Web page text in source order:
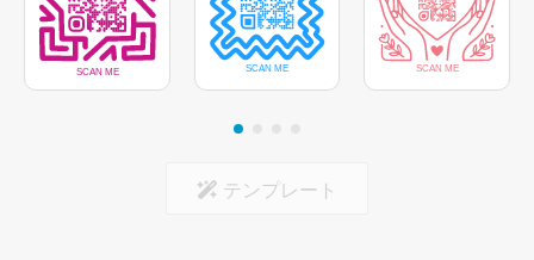
テンプレート